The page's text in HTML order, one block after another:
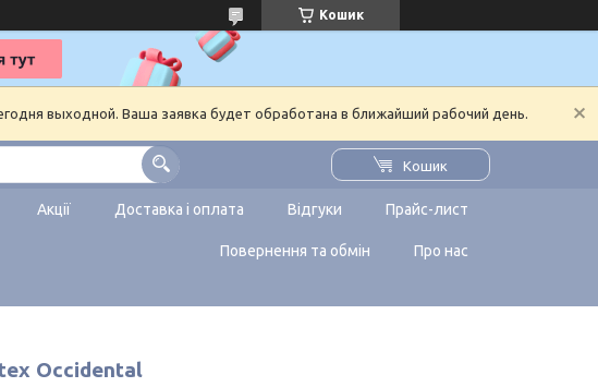
Кошик
выходной. Ваша заявка будет обработана в ближайший рабочий день.
Кошик
Акції Доставка і оплата Відгуки Прайс-лист
Повернення та обмін Про нас
Occidental